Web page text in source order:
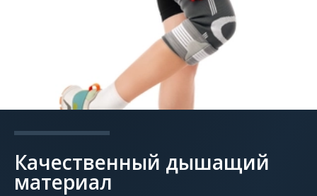
Качественный дышащий
материал